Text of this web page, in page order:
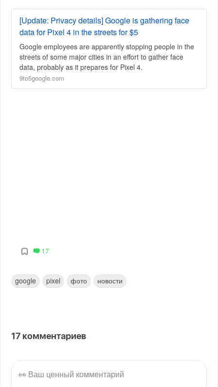
[Update: Privacy details] Google is gathering face
data for Pixel 4 in the streets for $5
Google employees are apparently stopping people in the
streets of some major cities in an effort to gather face
data, probably as it prepares for Pixel 4.
9to5google.com
17
google pixel фото новости
17 комментариев